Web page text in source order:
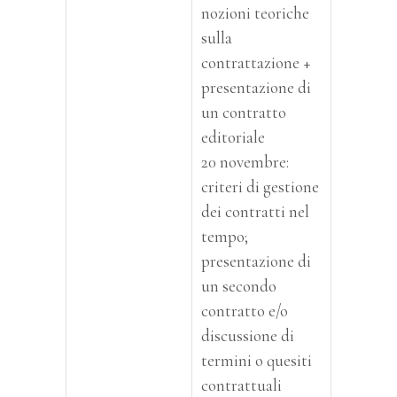
nozioni teoriche
sulla
contrattazione +
presentazione di
un contratto
editoriale
20 novembre:
criteri di gestione
dei contratti nel
tempo;
presentazione di
un secondo
contratto e/o
discussione di
termini o quesiti
contrattuali